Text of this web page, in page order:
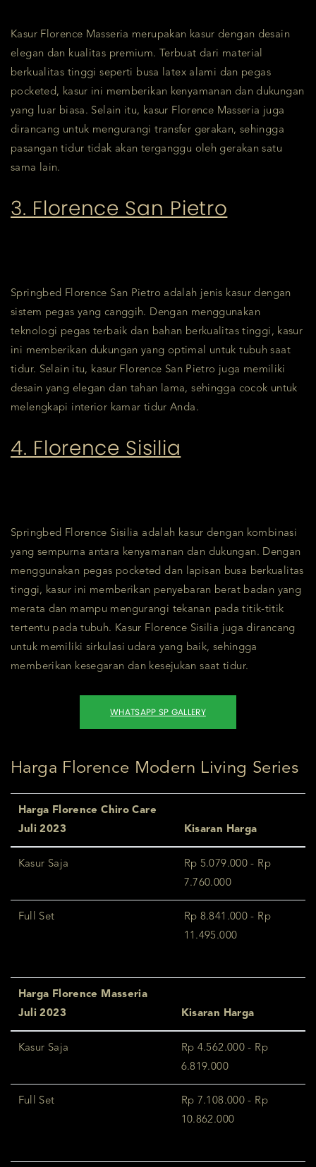
Kasur Florence Masseria merupakan kasur dengan desain
elegan dan kualitas premium. Terbuat dari material
berkualitas tinggi seperti busa latex alami dan pegas
pocketed, kasur ini memberikan kenyamanan dan dukungan
yang luar biasa. Selain itu, kasur Florence Masseria juga
dirancang untuk mengurangi transfer gerakan, sehingga
pasangan tidur tidak akan terganggu oleh gerakan satu
sama lain.
3. Florence San Pietro
Springbed Florence San Pietro adalah jenis kasur dengan
sistem pegas yang canggih. Dengan menggunakan
teknologi pegas terbaik dan bahan berkualitas tinggi, kasur
ini memberikan dukungan yang optimal untuk tubuh saat
tidur. Selain itu, kasur Florence San Pietro juga memiliki
desain yang elegan dan tahan lama, sehingga cocok untuk
melengkapi interior kamar tidur Anda.
4. Florence Sisilia
Springbed Florence Sisilia adalah kasur dengan kombinasi
yang sempurna antara kenyamanan dan dukungan. Dengan
menggunakan pegas pocketed dan lapisan busa berkualitas
tinggi, kasur ini memberikan penyebaran berat badan yang
merata dan mampu mengurangi tekanan pada titik-titik
tertentu pada tubuh. Kasur Florence Sisilia juga dirancang
untuk memiliki sirkulasi udara yang baik, sehingga
memberikan kesegaran dan kesejukan saat tidur.
WHATSAPP SP GALLERY
Harga Florence Modern Living Series
Harga Florence Chiro Care
Juli 2023
Kisaran Harga
Kasur Saja
Rp 5.079.000 - Rp
7.760.000
Full Set
Rp 8.841.000 - Rp
11.495.000
Harga Florence Masseria
Juli 2023
Kisaran Harga
Kasur Saja
Rp 4.562.000 - Rp
6.819.000
Full Set
Rp 7.108.000 - Rp
10.862.000